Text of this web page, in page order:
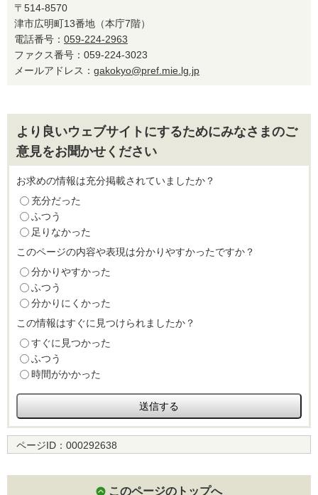
〒514-8570
津市広明町13番地（本庁7階）
電話番号： 059-224-2963
ファクス番号：059-224-3023
メールアドレス： gakokyo@pref.mie.lg.jp
より良いウェブサイトにするためにみなさまのご
意見をお聞かせください
お求めの情報は充分掲載されていましたか？
充分だった
ふつう
足りなかった
このページの内容や表現は分かりやすかったですか？
分かりやすかった
ふつう
分かりにくかった
この情報はすぐに見つけられましたか？
すぐに見つかった
ふつう
時間がかかった
ページID： 000292638
このページのトップへ